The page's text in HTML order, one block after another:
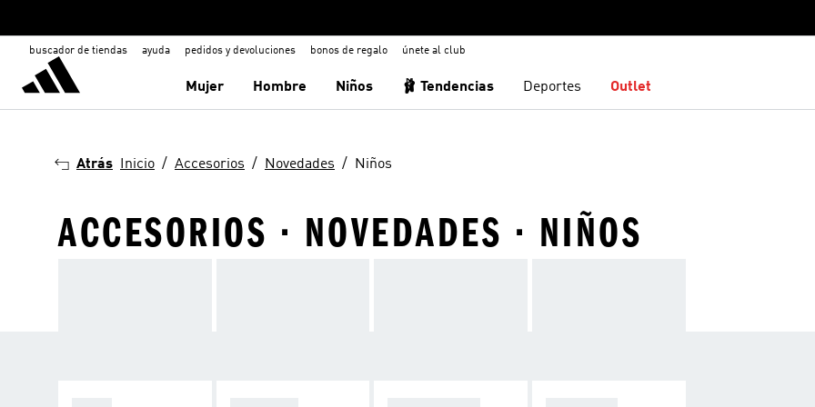
buscador de tiendas ayuda pedidos y devoluciones bonos de regalo únete al club
Mujer Hombre Niños 🩰 Tendencias Deportes Outlet
Atrás Inicio Accesorios Novedades Niños
ACCESORIOS · NOVEDADES · NIÑOS